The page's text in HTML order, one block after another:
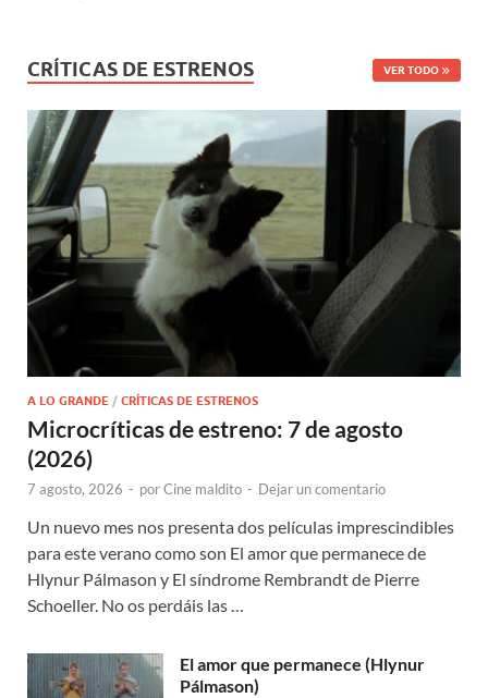
CRÍTICAS DE ESTRENOS VER TODO
A LO GRANDE / CRÍTICAS DE ESTRENOS
Microcríticas de estreno: 7 de agosto
(2026)
7 agosto, 2026 - porCine maldito - Dejar un comentario
Un nuevo mes nos presenta dos películas imprescindibles
para este verano como son El amor que permanece de
Hlynur Pálmason y El síndrome Rembrandt de Pierre
Schoeller. No os perdáis las …
El amor que permanece (Hlynur
Pálmason)